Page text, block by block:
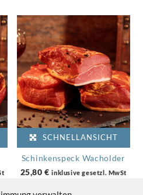
SCHNELLANSICHT
Schinkenspeck Wacholder
25,80€ inklusive gesetzl. MwSt